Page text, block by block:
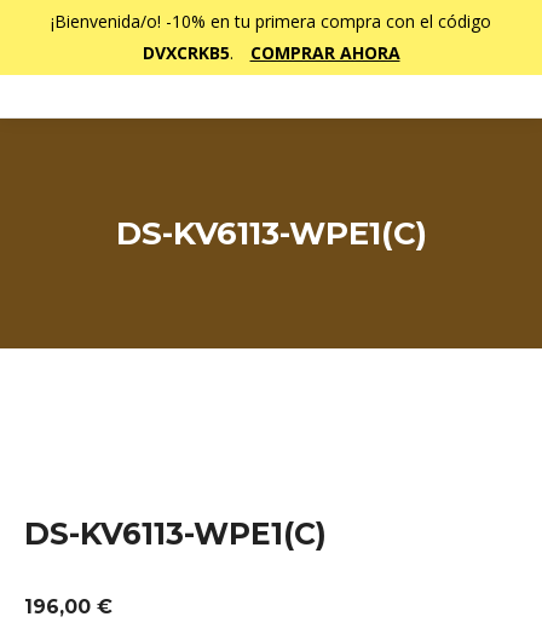
¡Bienvenida/o! -10% en tu primera compra con el código
DVXCRKB5. COMPRAR AHORA
DS-KV6113-WPE1(C)
DS-KV6113-WPE1(C)
196,00 €